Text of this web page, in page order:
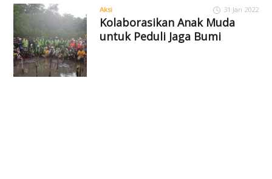
Aksi 31 Jan 2022
Kolaborasikan Anak Muda
untuk Peduli Jaga Bumi